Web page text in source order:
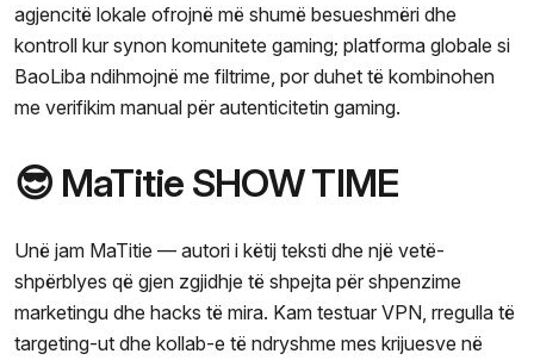
agjencitë lokale ofrojnë më shumë besueshmëri dhe
kontroll kur synon komunitete gaming; platforma globale si
BaoLiba ndihmojnë me filtrime, por duhet të kombinohen
me verifikim manual për autenticitetin gaming.
😎 MaTitie SHOW TIME
Unë jam MaTitie — autori i këtij teksti dhe një vetë-
shpërblyes që gjen zgjidhje të shpejta për shpenzime
marketingu dhe hacks të mira. Kam testuar VPN, rregulla të
targeting-ut dhe kollab-e të ndryshme mes krijuesve në